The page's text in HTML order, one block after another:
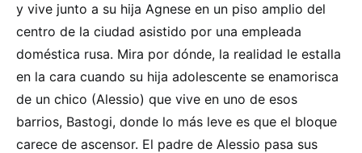
y vive junto a su hija Agnese en un piso amplio del
centro de la ciudad asistido por una empleada
doméstica rusa. Mira por dónde, la realidad le estalla
en la cara cuando su hija adolescente se enamorisca
de un chico (Alessio) que vive en uno de esos
barrios, Bastogi, donde lo más leve es que el bloque
carece de ascensor. El padre de Alessio pasa sus